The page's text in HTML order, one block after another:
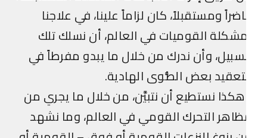
ومستقبلاً، كان لزاماً علينا، في علاجنا
القوميات في العالم، أن نسلك تلك
وأن ندرك من خلال ما يبدو مفرطاً في
بعض الصُّوى الهادية.
نستطيع أن نتبيَّن، من خلال ما يجري من
التحرك القومي في العالم، وما نشهد